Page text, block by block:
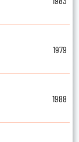
1979
1988